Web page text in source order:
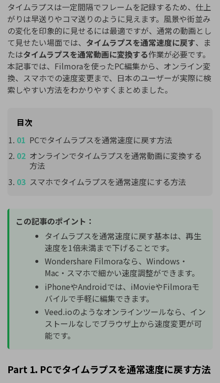
タイムラプスは一定間隔でフレームを記録するため、仕上
がりは早送りやコマ送りのように見えます。風景や街並み
の変化を印象的に見せるには最適ですが、通常の動画とし
て見せたい場面では、 タイムラプスを通常速度に戻す、ま
たはタイムラプスを通常動画に変換する作業が必要です。
本記事では、Filmoraを使ったPC編集から、オンライン変
換、スマホでの速度変更まで、日本のユーザーが実際に検
索しやすい方法をわかりやすくまとめました。
目次
PCでタイムラプスを通常速度に戻す方法
オンラインでタイムラプスを通常動画に変換する
方法
スマホでタイムラプスを通常速度にする方法
この記事のポイント：
タイムラプスを通常速度に戻す基本は、再生
速度を1倍未満まで下げることです。
Wondershare Filmoraなら、Windows・
Mac・スマホで細かい速度調整ができます。
iPhoneやAndroidでは、iMovieやFilmoraモ
バイルで手軽に編集できます。
Veed.ioのようなオンラインツールなら、イン
ストールなしでブラウザ上から速度変更が可
能です。
Part 1. PCでタイムラプスを通常速度に戻す方法